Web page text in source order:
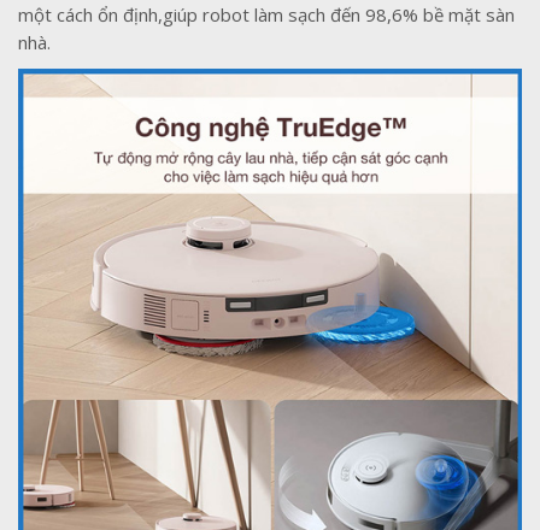
một cách ổn định,giúp robot làm sạch đến 98,6% bề mặt sàn
nhà.